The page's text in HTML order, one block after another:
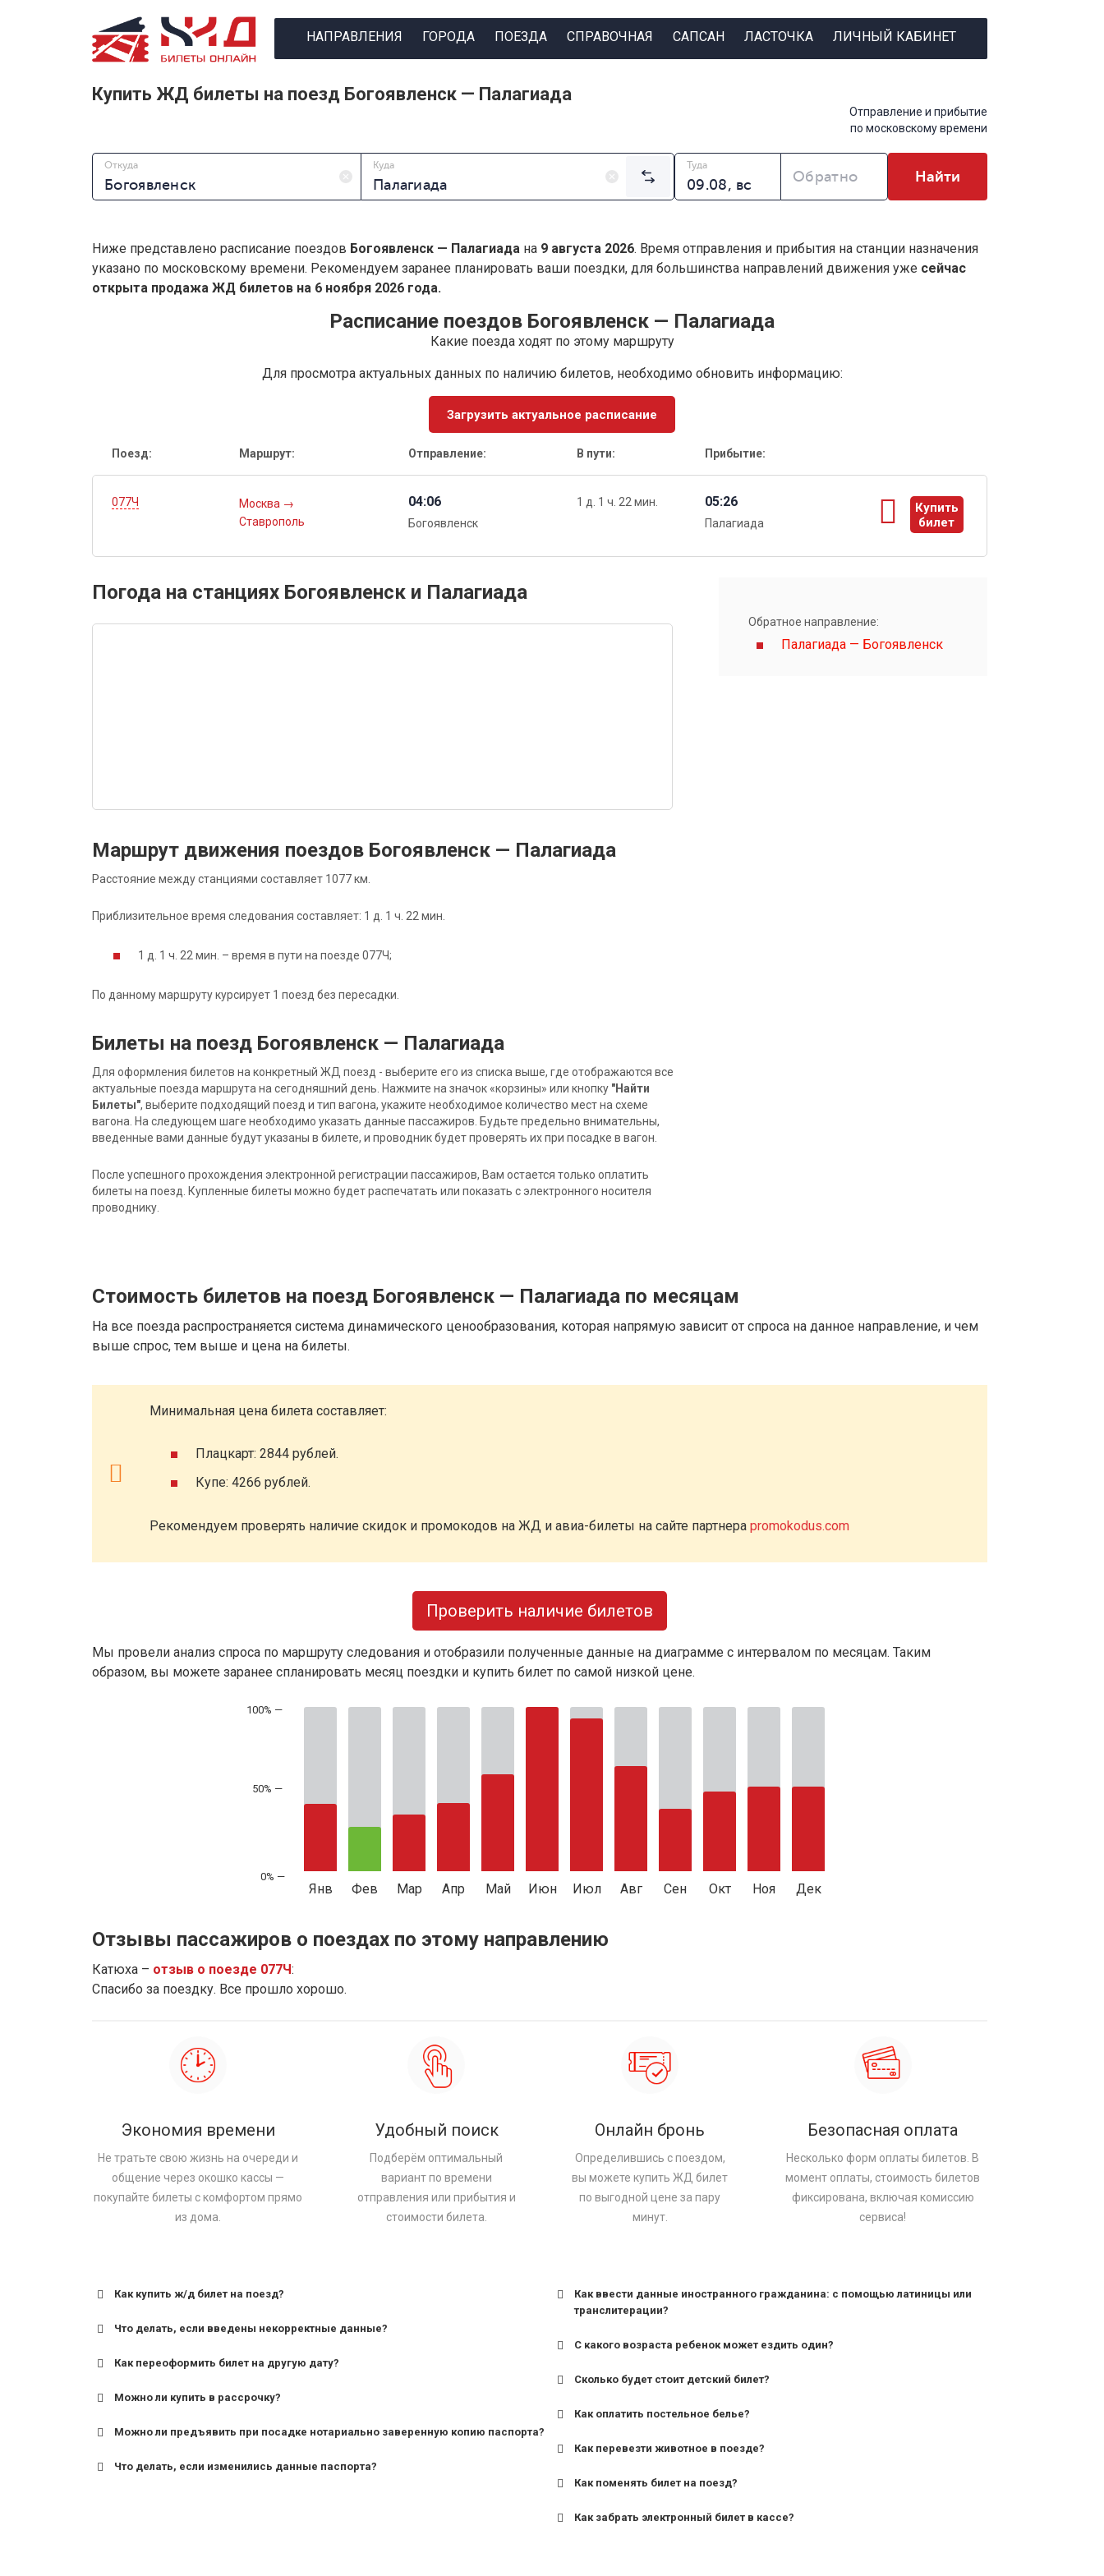
НАПРАВЛЕНИЯ ГОРОДА ПОЕЗДА СПРАВОЧНАЯ САПСАН ЛАСТОЧКА ЛИЧНЫЙ КАБИНЕТ
Купить ЖД билеты на поезд Богоявленск — Палагиада
Отправление и прибытие
по московскому времени
Откуда Куда Туда
Обратно Найти
Ниже представлено расписание поездов Богоявленск — Палагиада на 9 августа 2026. Время отправления и прибытия на станции назначения
указано по московскому времени. Рекомендуем заранее планировать ваши поездки, для большинства направлений движения уже сейчас
открыта продажа ЖД билетов на 6 ноября 2026 года.
Расписание поездов Богоявленск — Палагиада
Какие поезда ходят по этому маршруту
Для просмотра актуальных данных по наличию билетов, необходимо обновить информацию:
Загрузить актуальное расписание
Поезд: Маршрут: Отправление: В пути: Прибытие:
077Ч Москва →
Ставрополь
04:06
Богоявленск
1 д. 1 ч. 22 мин. 05:26
Палагиада
Купить
билет
ы
Погода на станциях Богоявленск и Палагиада
Маршрут движения поездов Богоявленск — Палагиада
Расстояние между станциями составляет 1077 км.
Приблизительное время следования составляет: 1 д. 1 ч. 22 мин.
1 д. 1 ч. 22 мин. – время в пути на поезде 077Ч;
По данному маршруту курсирует 1 поезд без пересадки.
Билеты на поезд Богоявленск — Палагиада
Для оформления билетов на конкретный ЖД поезд - выберите его из списка выше, где отображаются все
актуальные поезда маршрута на сегодняшний день. Нажмите на значок «корзины» или кнопку "Найти
Билеты", выберите подходящий поезд и тип вагона, укажите необходимое количество мест на схеме
вагона. На следующем шаге необходимо указать данные пассажиров. Будьте предельно внимательны,
введенные вами данные будут указаны в билете, и проводник будет проверять их при посадке в вагон.
После успешного прохождения электронной регистрации пассажиров, Вам остается только оплатить
билеты на поезд. Купленные билеты можно будет распечатать или показать с электронного носителя
проводнику.
Обратное направление:
Палагиада — Богоявленск
Стоимость билетов на поезд Богоявленск — Палагиада по месяцам
На все поезда распространяется система динамического ценообразования, которая напрямую зависит от спроса на данное направление, и чем
выше спрос, тем выше и цена на билеты.
Минимальная цена билета составляет:
Плацкарт: 2844 рублей.
Купе: 4266 рублей.
Рекомендуем проверять наличие скидок и промокодов на ЖД и авиа-билеты на сайте партнера promokodus.com
Проверить наличие билетов
Мы провели анализ спроса по маршруту следования и отобразили полученные данные на диаграмме с интервалом по месяцам. Таким
образом, вы можете заранее спланировать месяц поездки и купить билет по самой низкой цене.
50% —
Янв Фев Мар Апр Май Июн Июл Авг Сен Окт Ноя Дек
Отзывы пассажиров о поездах по этому направлению
Катюха – отзыв о поезде 077Ч:
Спасибо за поездку. Все прошло хорошо.
Экономия времени
Не тратьте свою жизнь на очереди и
общение через окошко кассы —
покупайте билеты с комфортом прямо
из дома.
Удобный поиск
Подберём оптимальный
вариант по времени
отправления или прибытия и
стоимости билета.
Онлайн бронь
Определившись с поездом,
вы можете купить ЖД билет
по выгодной цене за пару
минут.
Безопасная оплата
Несколько форм оплаты билетов. В
момент оплаты, стоимость билетов
фиксирована, включая комиссию
сервиса!
Как купить ж/д билет на поезд?
Что делать, если введены некорректные данные?
Как переоформить билет на другую дату?
Можно ли купить в рассрочку?
Можно ли предъявить при посадке нотариально заверенную копию паспорта?
Что делать, если изменились данные паспорта?
Как ввести данные иностранного гражданина: с помощью латиницы или
транслитерации?
С какого возраста ребенок может ездить один?
для поездов дальнего следования — от 10 лет и старше;
Сколько будет стоит детский билет?
Как оплатить постельное белье?
Как перевезти животное в поезде?
Как поменять билет на поезд?
Как забрать электронный билет в кассе?